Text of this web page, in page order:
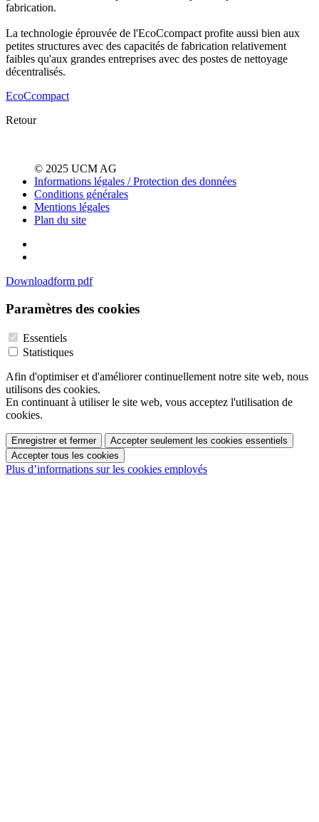
fabrication.
La technologie éprouvée de l'EcoCcompact profite aussi bien aux
petites structures avec des capacités de fabrication relativement
faibles qu'aux grandes entreprises avec des postes de nettoyage
décentralisés.
EcoCcompact
Retour
© 2025 UCM AG
Informations légales / Protection des données
Conditions générales
Mentions légales
Plan du site
Downloadform pdf
Paramètres des cookies
Essentiels
Statistiques
Afin d'optimiser et d'améliorer continuellement notre site web, nous
utilisons des cookies.
En continuant à utiliser le site web, vous acceptez l'utilisation de
cookies.
Enregistrer et fermer
Accepter seulement les cookies essentiels
Accepter tous les cookies
Plus d’informations sur les cookies employés